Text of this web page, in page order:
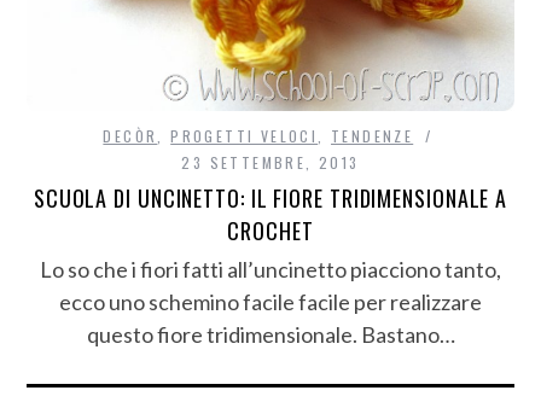
DECÒR,PROGETTI VELOCI, TENDENZE
23 SETTEMBRE, 2013
SCUOLA DI UNCINETTO: IL FIORE TRIDIMENSIONALE A
CROCHET
Lo so che i fiori fatti all’uncinetto piacciono tanto,
ecco uno schemino facile facile per realizzare
questo fiore tridimensionale. Bastano…